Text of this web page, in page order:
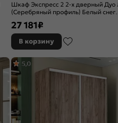
Шкаф Экспресс 2 2-х дверный
(Серебряный профиль) Белый снег
27 181₽
В корзину
5,0